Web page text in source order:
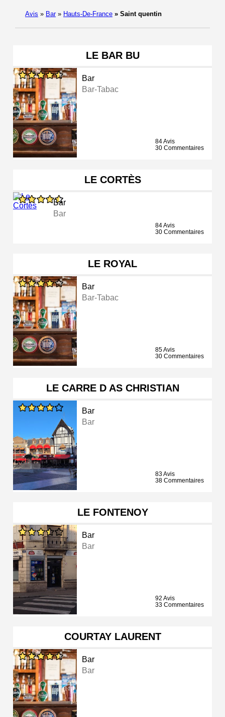
Avis » Bar » Hauts-De-France » Saint quentin
LE BAR BU
Bar
Bar-Tabac
84 Avis
30 Commentaires
LE CORTÈS
Bar
Bar
84 Avis
30 Commentaires
LE ROYAL
Bar
Bar-Tabac
85 Avis
30 Commentaires
LE CARRE D AS CHRISTIAN
Bar
Bar
83 Avis
38 Commentaires
LE FONTENOY
Bar
Bar
92 Avis
33 Commentaires
COURTAY LAURENT
Bar
Bar